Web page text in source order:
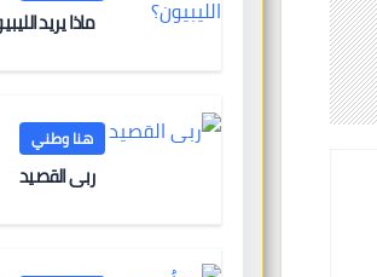
ماذا يريد
هنا وطني
ربى القصيد